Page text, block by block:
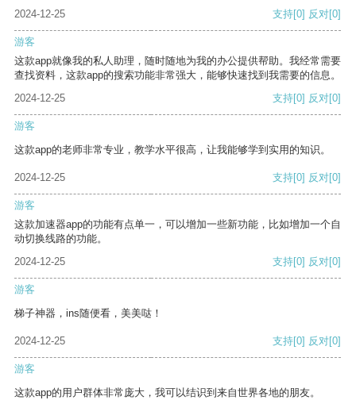
2024-12-25
支持[0] 反对[0]
游客
这款app就像我的私人助理，随时随地为我的办公提供帮助。我经常需要
查找资料，这款app的搜索功能非常强大，能够快速找到我需要的信息。
2024-12-25
支持[0] 反对[0]
游客
这款app的老师非常专业，教学水平很高，让我能够学到实用的知识。
2024-12-25 支持[0] 反对[0]
游客
这款加速器app的功能有点单一，可以增加一些新功能，比如增加一个自
动切换线路的功能。
2024-12-25
支持[0] 反对[0]
游客
梯子神器，ins随便看，美美哒！
2024-12-25 支持[0] 反对[0]
游客
这款app的用户群体非常庞大，我可以结识到来自世界各地的朋友。